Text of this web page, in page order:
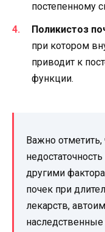
постепенному
Поликистоз
при котором
приводит к
функции.
Важно отметить,
другими
почек при
лекарств,